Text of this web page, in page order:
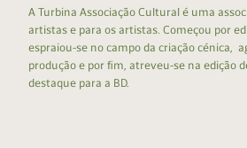
A Turbina Associação Cultural é uma
artistas e para os artistas. Começou por
espraiou-se no campo da criação cénica,
produção e por fim, atreveu-se na edição
destaque para a BD.